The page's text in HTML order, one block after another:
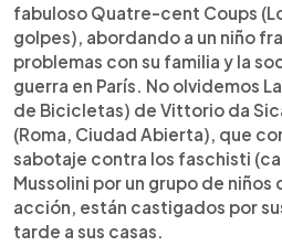
fabuloso Quatre-cent Coups
golpes), abordando a un niño
problemas con su familia y la
guerra en París. No olvidemos
de Bicicletas) de Vittorio da
(Roma, Ciudad Abierta), que
sabotaje contra los faschisti
Mussolini por un grupo de niños
acción, están castigados por
tarde a sus casas.